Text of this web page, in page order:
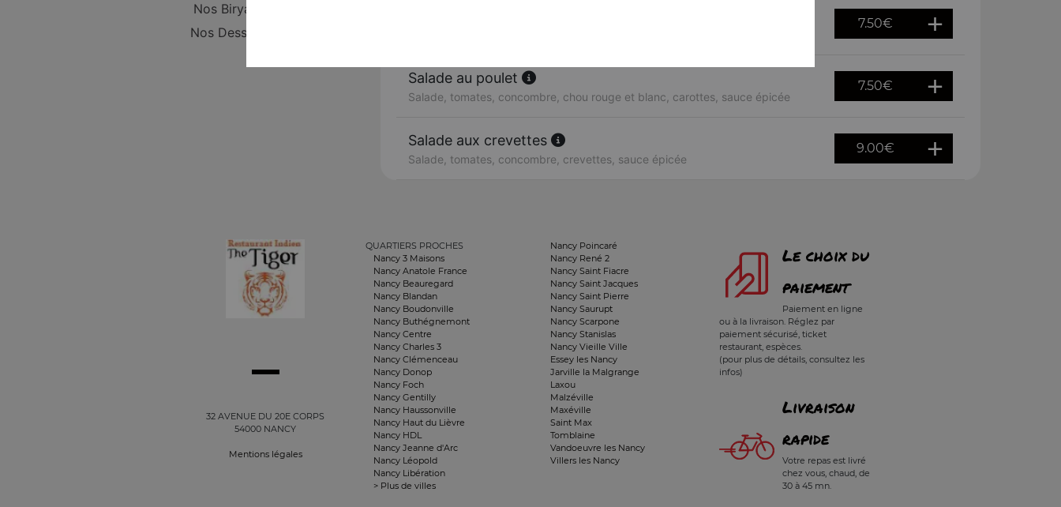
Nos Biryanis
Nos Desserts
7.50€
Salade au poulet
Salade, tomates, concombre, chou rouge et blanc, carottes, sauce épicée
7.50€
Salade aux crevettes
Salade, tomates, concombre, crevettes, sauce épicée
9.00€
32 AVENUE DU 20E CORPS
54000 NANCY
Mentions légales
QUARTIERS PROCHES
Nancy 3 Maisons
Nancy Anatole France
Nancy Beauregard
Nancy Blandan
Nancy Boudonville
Nancy Buthégnemont
Nancy Centre
Nancy Charles 3
Nancy Clémenceau
Nancy Donop
Nancy Foch
Nancy Gentilly
Nancy Haussonville
Nancy Haut du Lièvre
Nancy HDL
Nancy Jeanne d'Arc
Nancy Léopold
Nancy Libération
> Plus de villes
Nancy Poincaré
Nancy René 2
Nancy Saint Fiacre
Nancy Saint Jacques
Nancy Saint Pierre
Nancy Saurupt
Nancy Scarpone
Nancy Stanislas
Nancy Vieille Ville
Essey les Nancy
Jarville la Malgrange
Laxou
Malzéville
Maxéville
Saint Max
Tomblaine
Vandoeuvre les Nancy
Villers les Nancy
Le choix du
paiement
Paiement en ligne
ou à la livraison. Réglez par
paiement sécurisé, ticket
restaurant, espèces.
(pour plus de détails, consultez les
infos)
Livraison
rapide
Votre repas est livré
chez vous, chaud, de
30 à 45 mn.